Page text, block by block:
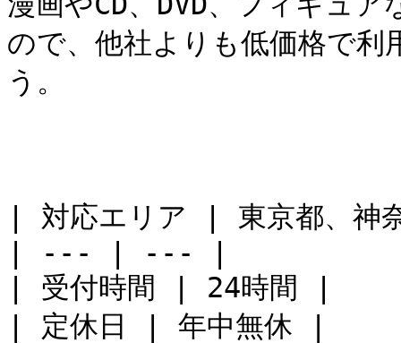
ので、他社よりも低価格で
う。
| 対応エリア | 東京都、神
| --- | --- |
| 受付時間 | 24時間 |
| 定休日 | 年中無休 |